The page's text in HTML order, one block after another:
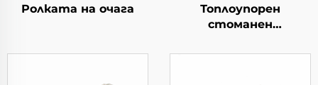
Ролката на очага
Топлоупорен
стоманен